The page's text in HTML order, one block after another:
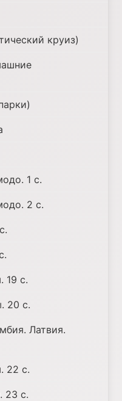
круиз)
1 с.
2 с.
19 с.
20 с.
Латвия.
22 с.
23 с.